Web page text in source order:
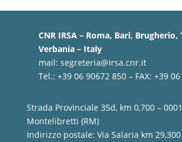
CNR IRSA – Roma, Bari, Brugherio,
Verbania – Italy
mail: segreteria@irsa.cnr.it
Tel.: +39 06 90672 850 – FAX: +39
Strada Provinciale 35d, km 0,700 –
Montelibretti (RM)
Indirizzo postale: Via Salaria km 29,300